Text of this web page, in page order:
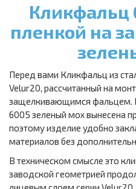
Кликфальц
пленкой на
Перед вами Кликфальц из
Velur20, рассчитанный на
защелкивающимся фальцем.
6005 зеленый мох вынесена
поэтому изделие удобно
материалов без
В техническом смысле это
заводской геометрией